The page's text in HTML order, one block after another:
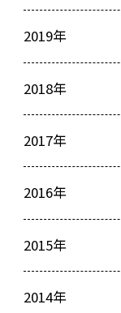
2019年
2018年
2017年
2016年
2015年
2014年